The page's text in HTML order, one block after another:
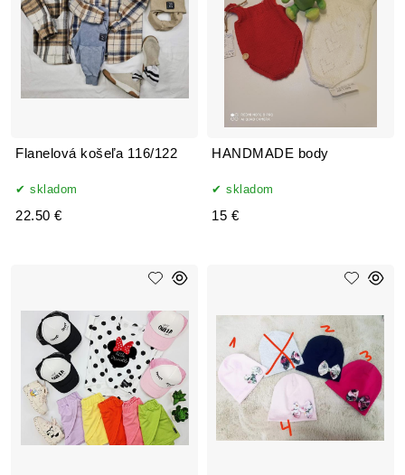
Flanelová košeľa 116/122
skladom
22.50 €
HANDMADE body
skladom
15 €